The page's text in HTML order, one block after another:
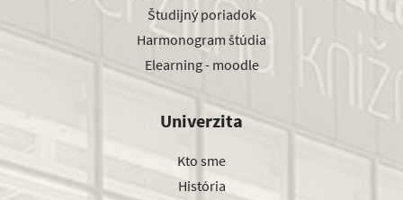
Študijný poriadok
Harmonogram štúdia
Elearning - moodle
Univerzita
Kto sme
História